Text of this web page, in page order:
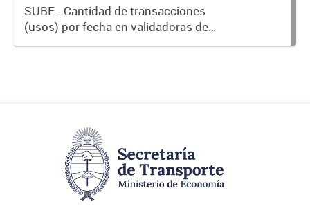
Tecnológico - Ministerio de Transporte.
SUBE - Cantidad de transacciones
(usos) por fecha en validadoras de
la red SUBE.